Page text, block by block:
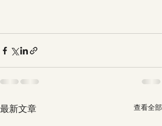
最新文章 查看全部